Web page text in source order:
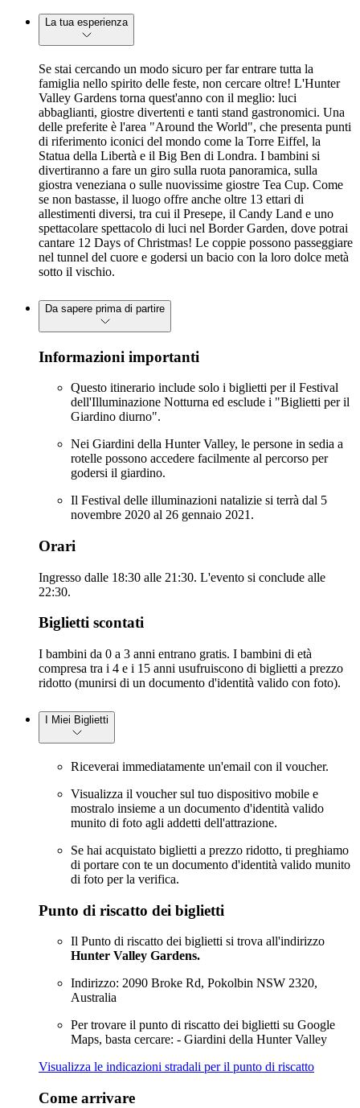
La tua esperienza
Se stai cercando un modo sicuro per far entrare tutta la
famiglia nello spirito delle feste, non cercare oltre! L'Hunter
Valley Gardens torna quest'anno con il meglio: luci
abbaglianti, giostre divertenti e tanti stand gastronomici. Una
delle preferite è l'area "Around the World", che presenta punti
di riferimento iconici del mondo come la Torre Eiffel, la
Statua della Libertà e il Big Ben di Londra. I bambini si
divertiranno a fare un giro sulla ruota panoramica, sulla
giostra veneziana o sulle nuovissime giostre Tea Cup. Come
se non bastasse, il luogo offre anche oltre 13 ettari di
allestimenti diversi, tra cui il Presepe, il Candy Land e uno
spettacolare spettacolo di luci nel Border Garden, dove potrai
cantare 12 Days of Christmas! Le coppie possono passeggiare
nel tunnel del cuore e godersi un bacio con la loro dolce metà
sotto il vischio.
Da sapere prima di partire
Informazioni importanti
Questo itinerario include solo i biglietti per il Festival
dell'Illuminazione Notturna ed esclude i "Biglietti per il
Giardino diurno".
Nei Giardini della Hunter Valley, le persone in sedia a
rotelle possono accedere facilmente al percorso per
godersi il giardino.
Il Festival delle illuminazioni natalizie si terrà dal 5
novembre 2020 al 26 gennaio 2021.
Orari
Ingresso dalle 18:30 alle 21:30. L'evento si conclude alle
22:30.
Biglietti scontati
I bambini da 0 a 3 anni entrano gratis. I bambini di età
compresa tra i 4 e i 15 anni usufruiscono di biglietti a prezzo
ridotto (munirsi di un documento d'identità valido con foto).
I Miei Biglietti
Riceverai immediatamente un'email con il voucher.
Visualizza il voucher sul tuo dispositivo mobile e
mostralo insieme a un documento d'identità valido
munito di foto agli addetti dell'attrazione.
Se hai acquistato biglietti a prezzo ridotto, ti preghiamo
di portare con te un documento d'identità valido munito
di foto per la verifica.
Punto di riscatto dei biglietti
Il Punto di riscatto dei biglietti si trova all'indirizzo
Hunter Valley Gardens.
Indirizzo: 2090 Broke Rd, Pokolbin NSW 2320,
Australia
Per trovare il punto di riscatto dei biglietti su Google
Maps, basta cercare: - Giardini della Hunter Valley
Visualizza le indicazioni stradali per il punto di riscatto
Come arrivare